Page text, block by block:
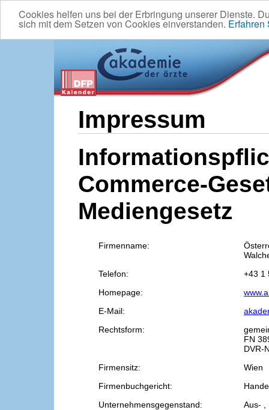
Cookies helfen uns bei der Erbringung unserer Dienste.
sich mit dem Setzen von Cookies einverstanden. Erfahren
Impressum
Commerce-
Mediengesetz
Firmenname:
Telefon:
+43 1
Homepage:
E-Mail:
Rechtsform:
FN
DVR-
Firmensitz:
Wien
Firmenbuchgericht:
Unternehmensgegenstand:
Aus- ,